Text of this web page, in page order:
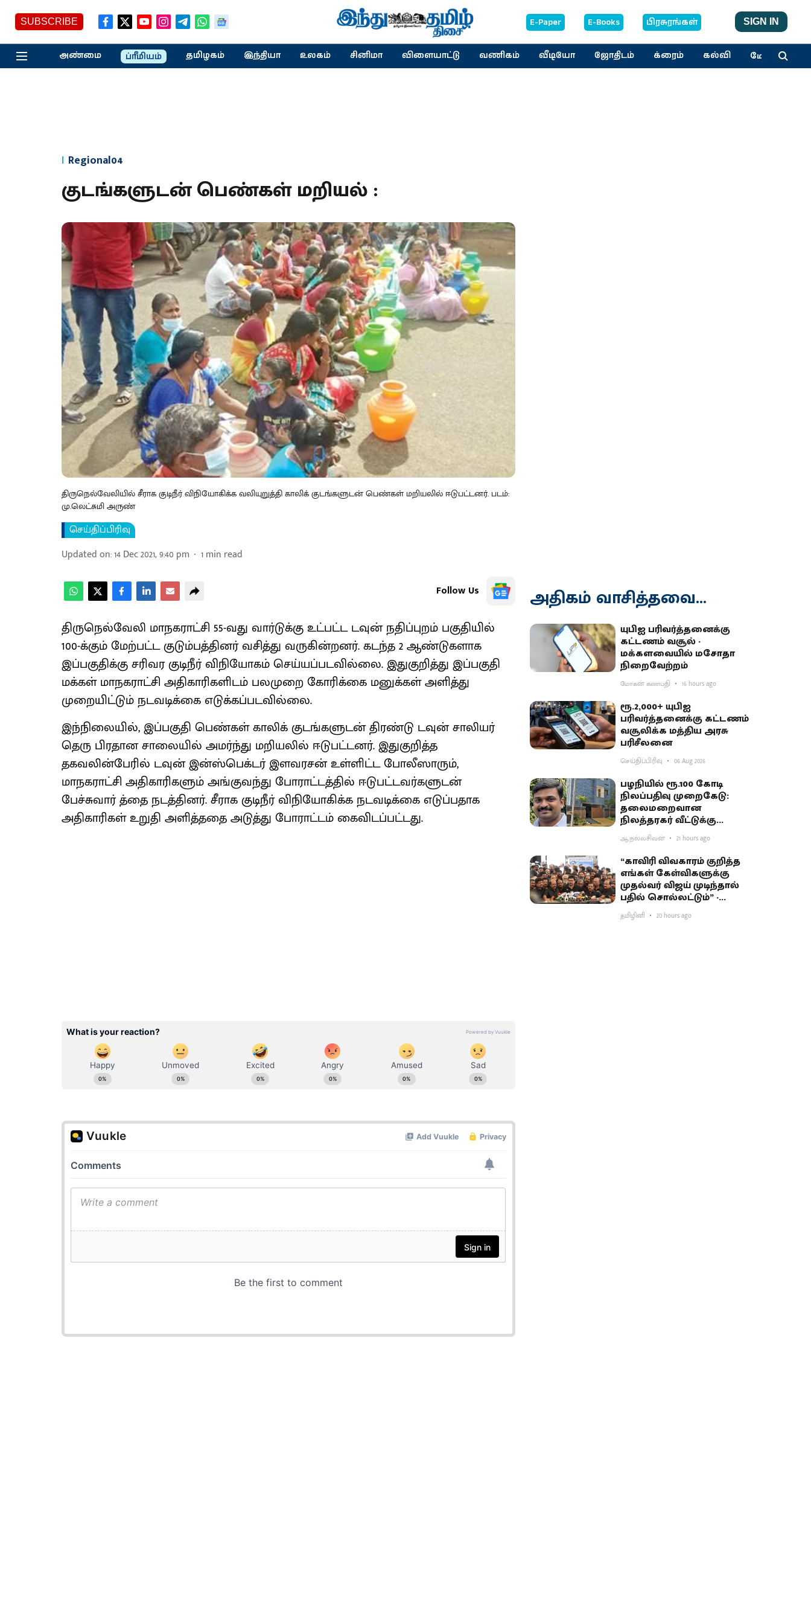
SUBSCRIBE E-Paper E-Books பிரசுரங்கள் SIGN IN
அண்மை ப்ரீமியம் தமிழகம் இந்தியா உலகம் சினிமா விளையாட்டு வணிகம் வீடியோ ஜோதிடம் க்ரைம் கல்வி மேலும்
Regional04
குடங்களுடன் பெண்கள் மறியல் :
திருநெல்வேலியில் சீராக குடிநீர் விநியோகிக்க வலியுறுத்தி காலிக் குடங்களுடன் பெண்கள் மறியலில் ஈடுபட்டனர். படம்:
மு.லெட்சுமி அருண்
செய்திப்பிரிவு
Updated on:14 Dec 2021, 9:40 pm 1min read
Follow Us
திருநெல்வேலி மாநகராட்சி 55-வது வார்டுக்கு உட்பட்ட டவுன் நதிப்புறம் பகுதியில்
100-க்கும் மேற்பட்ட குடும்பத்தினர் வசித்து வருகின்றனர். கடந்த 2 ஆண்டுகளாக
இப்பகுதிக்கு சரிவர குடிநீர் விநியோகம் செய்யப்படவில்லை. இதுகுறித்து இப்பகுதி
மக்கள் மாநகராட்சி அதிகாரிகளிடம் பலமுறை கோரிக்கை மனுக்கள் அளித்து
முறையிட்டும் நடவடிக்கை எடுக்கப்படவில்லை.
இந்நிலையில், இப்பகுதி பெண்கள் காலிக் குடங்களுடன் திரண்டு டவுன் சாலியர்
தெரு பிரதான சாலையில் அமர்ந்து மறியலில் ஈடுபட்டனர். இதுகுறித்த
தகவலின்பேரில் டவுன் இன்ஸ்பெக்டர் இளவரசன் உள்ளிட்ட போலீஸாரும்,
மாநகராட்சி அதிகாரிகளும் அங்குவந்து போராட்டத்தில் ஈடுபட்டவர்களுடன்
பேச்சுவார் த்தை நடத்தினர். சீராக குடிநீர் விநியோகிக்க நடவடிக்கை எடுப்பதாக
அதிகாரிகள் உறுதி அளித்ததை அடுத்து போராட்டம் கைவிடப்பட்டது.
அதிகம் வாசித்தவை...
யுபிஐ பரிவர்த்தனைக்கு
கட்டணம் வசூல் -
மக்களவையில் மசோதா
நிறைவேற்றம்
மோகன் கணபதி 16 hours ago
ரூ.2,000+ யுபிஐ
பரிவர்த்தனைக்கு கட்டணம்
வசூலிக்க மத்திய அரசு
பரிசீலனை
செய்திப்பிரிவு 06 Aug 2026
பழநியில் ரூ.100 கோடி
நிலப்பதிவு முறைகேடு:
தலைமறைவான
நிலத்தரகர் வீட்டுக்கு
சிபிசிஐடி ‘சீல்’
ஆ.நல்லசிவன் 21 hours ago
“காவிரி விவகாரம் குறித்த
எங்கள் கேள்விகளுக்கு
முதல்வர் விஜய் முடிந்தால்
பதில் சொல்லட்டும்” -
உதயநிதி சவால்
தமிழினி 20 hours ago